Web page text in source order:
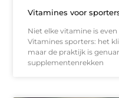
Vitamines voor
Niet elke vitamine is
Vitamines sporters: het
maar de praktijk is
supplementenrekken